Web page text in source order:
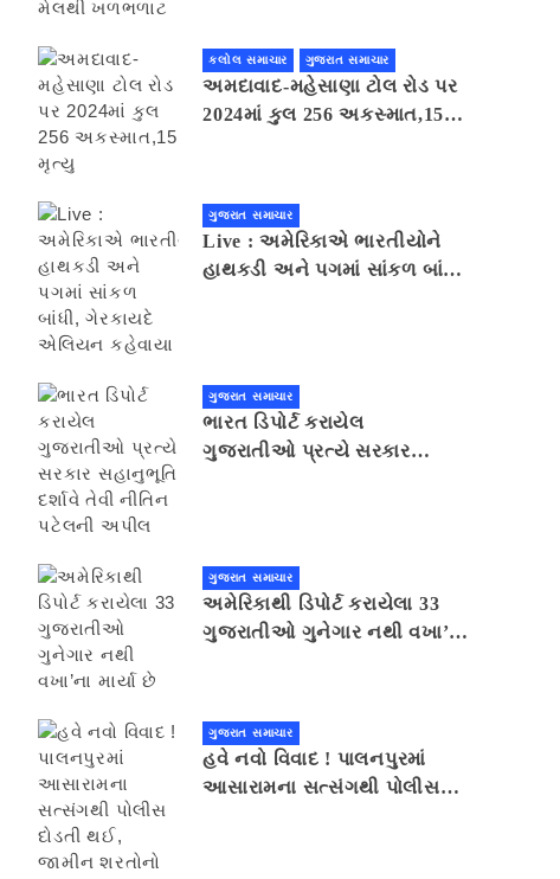
કલોલ સમાચાર ગુજરાત સમાચાર
અમદાવાદ-મહેસાણા ટોલ રોડ પર
2024માં કુલ 256 અકસ્માત,15
ગુજરાત સમાચાર
Live : અમેરિકાએ ભારતીયોને
હાથકડી અને પગમાં સાંકળ બાંધી,
ગુજરાત સમાચાર
ભારત ડિપોર્ટ કરાયેલ
ગુજરાતીઓ પ્રત્યે સરકાર
ગુજરાત સમાચાર
અમેરિકાથી ડિપોર્ટ કરાયેલા 33
ગુજરાતીઓ ગુનેગાર નથી વખા’ના
ગુજરાત સમાચાર
હવે નવો વિવાદ ! પાલનપુરમાં
આસારામના સત્સંગથી પોલીસ